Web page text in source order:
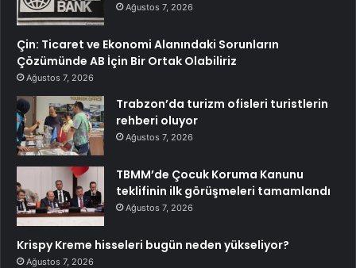
Ağustos 7, 2026
Çin: Ticaret ve Ekonomi Alanındaki Sorunların
Çözümünde AB İçin Bir Ortak Olabiliriz
Ağustos 7, 2026
Trabzon’da turizm ofisleri turistlerin
rehberi oluyor
Ağustos 7, 2026
TBMM’de Çocuk Koruma Kanunu
teklifinin ilk görüşmeleri tamamlandı
Ağustos 7, 2026
Krispy Kreme hisseleri bugün neden yükseliyor?
Ağustos 7, 2026